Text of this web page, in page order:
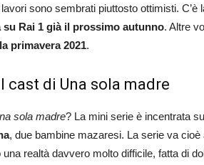
sono sembrati piuttosto ottimisti.
su Rai 1 già il prossimo autunno. Altre
primavera 2021.
cast di Una sola madre
sola madre? La mini serie è incentrata
, due bambine mazaresi. La serie va
una realtà davvero molto difficile, fatta di